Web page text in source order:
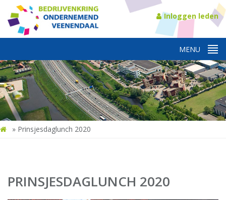
Inloggen leden
» Prinsjesdaglunch 2020
PRINSJESDAGLUNCH 2020